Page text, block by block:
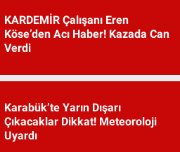
KARDEMİR Çalışanı Eren
Köse’den Acı Haber! Kazada Can
Verdi
Karabük’te Yarın Dışarı
Çıkacaklar Dikkat! Meteoroloji
Uyardı